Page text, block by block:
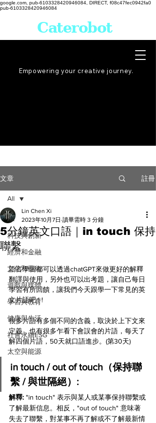
google.com, pub-6103328420946084, DIRECT, f08c47fec0942fa0
pub-6103328420946084
Empowering your creative journey.
Caterobot
文章 註冊
All
科技與創新
經濟和金融
文化和藝術
遊戲與媒體
學習與教育
健康與生活
社會永續ESG
太空與能源
All
5分鐘英文口語｜in touch 保持
聯繫
Lin Chen Xi
2023年10月7日 讀畢需時 3 分鐘
語言學習都可以透過chatGPT來做更好的解釋
翻譯與使用，另外也可以出考題，讓自己每日
學習有所回饋，讓我們今天跟學一下常見的英
文片語吧 ! !
很多片語有多個不同的含義，取決於上下文來
定義，也有很多乍看下會誤會的片語，每天了
解四個片語，50天就口語進步。(第30天)
in touch / out of touch（保持聯
繫 / 與世隔絕）:
解釋: "in touch" 表示與某人或某事保持聯繫或
了解最新信息。相反，"out of touch" 意味著
失去了聯繫，對某事不再了解或不了解最新情